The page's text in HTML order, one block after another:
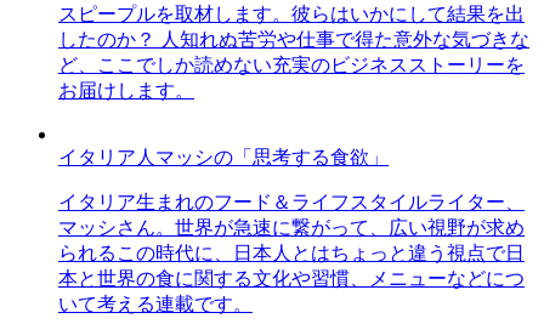
スピープルを取材します。彼らはいかにして結果を出
したのか？ 人知れぬ苦労や仕事で得た意外な気づきな
ど、ここでしか読めない充実のビジネスストーリーを
お届けします。
イタリア人マッシの「思考する食欲」
イタリア生まれのフード＆ライフスタイルライター、
マッシさん。世界が急速に繋がって、広い視野が求め
られるこの時代に、日本人とはちょっと違う視点で日
本と世界の食に関する文化や習慣、メニューなどにつ
いて考える連載です。